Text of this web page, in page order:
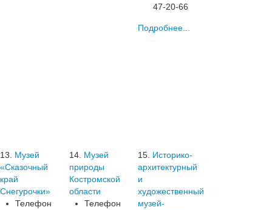
47-20-66
Подробнее...
13.
Музей
«Сказочный
край
Снегурочки»
Телефон
14. Музей
природы
Костромской
области
Телефон
15. Историко-
архитектурный
и
художественный
музей-